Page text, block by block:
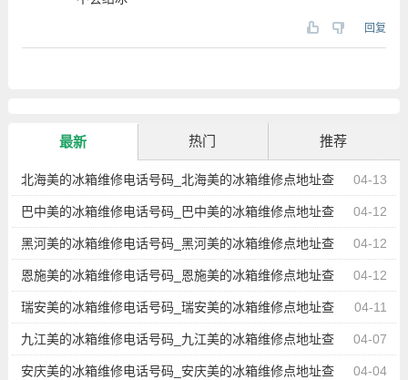
回复
最新 热门 推荐
04-13
北海美的冰箱维修电话号码_北海美的冰箱维修点地址查
询 04-12
巴中美的冰箱维修电话号码_巴中美的冰箱维修点地址查
询 04-12
黑河美的冰箱维修电话号码_黑河美的冰箱维修点地址查
询 04-12
恩施美的冰箱维修电话号码_恩施美的冰箱维修点地址查
询 04-11
瑞安美的冰箱维修电话号码_瑞安美的冰箱维修点地址查
询 04-07
九江美的冰箱维修电话号码_九江美的冰箱维修点地址查
询 04-04
安庆美的冰箱维修电话号码_安庆美的冰箱维修点地址查